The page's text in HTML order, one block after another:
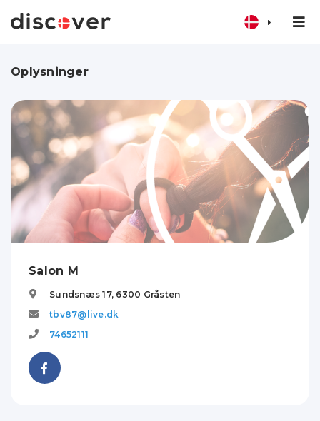
Oplysninger
Salon M
Sundsnæs 17, 6300 Gråsten
tbv87@live.dk
74652111